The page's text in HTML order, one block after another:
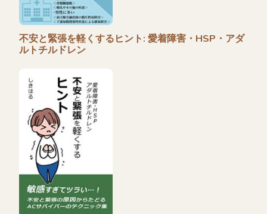
不安と緊張を軽くするヒント: 愛着障害・HSP・アダ
ルトチルドレン